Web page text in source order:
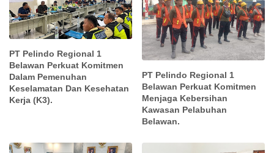
PT Pelindo Regional 1
Belawan Perkuat Komitmen
Dalam Pemenuhan
Keselamatan Dan Kesehatan
Kerja (K3).
PT Pelindo Regional 1
Belawan Perkuat Komitmen
Menjaga Kebersihan
Kawasan Pelabuhan
Belawan.